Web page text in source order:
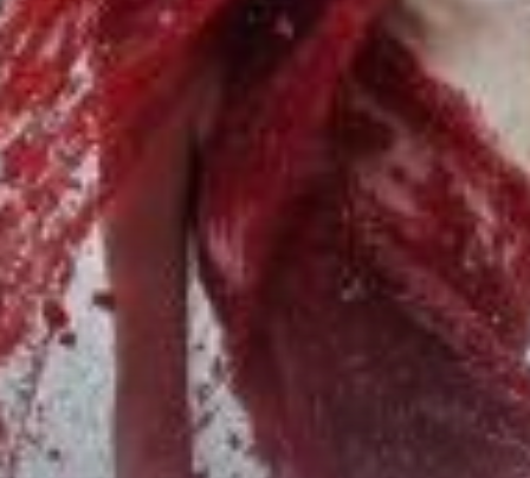
Chữa Lành
Sủng
Trả Thù
Gia Đình
Hài Hước
Trọng Sinh
Hào Môn Thế Gia
Sảng Văn
Ngược
Xuyên Không
Tiểu Thuyết